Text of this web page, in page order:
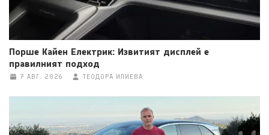
Порше Кайен Електрик: Извитият дисплей е
правилният подход
7 АВГ. 2026 ТЕОДОРА ИЛИЕВА